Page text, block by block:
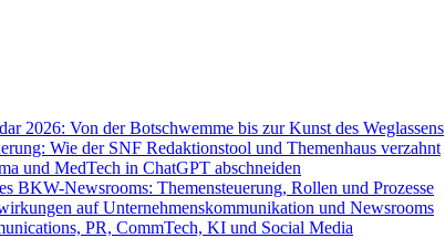
2026: Von der Botschwemme bis zur Kunst des Weglassens
Wie der SNF Redaktionstool und Themenhaus verzahnt
und MedTech in ChatGPT abschneiden
BKW-Newsrooms: Themensteuerung, Rollen und Prozesse
auf Unternehmenskommunikation und Newsrooms
PR, CommTech, KI und Social Media